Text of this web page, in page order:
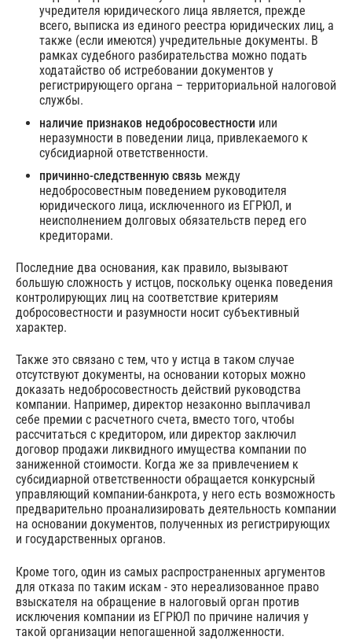
учредителя юридического лица является, прежде
всего, выписка из единого реестра юридических лиц, а
также (если имеются) учредительные документы. В
рамках судебного разбирательства можно подать
ходатайство об истребовании документов у
регистрирующего органа – территориальной налоговой
службы.
наличие признаков недобросовестности или
неразумности в поведении лица, привлекаемого к
субсидиарной ответственности.
причинно-следственную связь между
недобросовестным поведением руководителя
юридического лица, исключенного из ЕГРЮЛ, и
неисполнением долговых обязательств перед его
кредиторами.
Последние два основания, как правило, вызывают
большую сложность у истцов, поскольку оценка поведения
контролирующих лиц на соответствие критериям
добросовестности и разумности носит субъективный
характер.
Также это связано с тем, что у истца в таком случае
отсутствуют документы, на основании которых можно
доказать недобросовестность действий руководства
компании. Например, директор незаконно выплачивал
себе премии с расчетного счета, вместо того, чтобы
рассчитаться с кредитором, или директор заключил
договор продажи ликвидного имущества компании по
заниженной стоимости. Когда же за привлечением к
субсидиарной ответственности обращается конкурсный
управляющий компании-банкрота, у него есть возможность
предварительно проанализировать деятельность компании
на основании документов, полученных из регистрирующих
и государственных органов.
Кроме того, один из самых распространенных аргументов
для отказа по таким искам - это нереализованное право
взыскателя на обращение в налоговый орган против
исключения компании из ЕГРЮЛ по причине наличия у
такой организации непогашенной задолженности.